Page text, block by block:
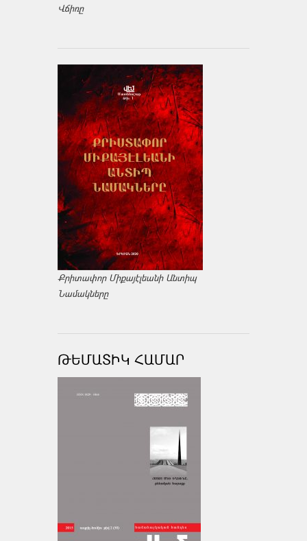
Վճիռը
Քրիտափոր Միքայէլեանի Անտիպ
Նամակները
ԹԵՄԱՏԻԿ ՀԱՄԱՐ